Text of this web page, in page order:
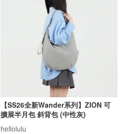
【SS26全新Wander系列】ZION 可
擴展半月包 斜背包 (中性灰)
hellolulu